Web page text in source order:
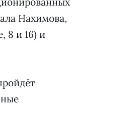
Нахимова,
8 и 16) и